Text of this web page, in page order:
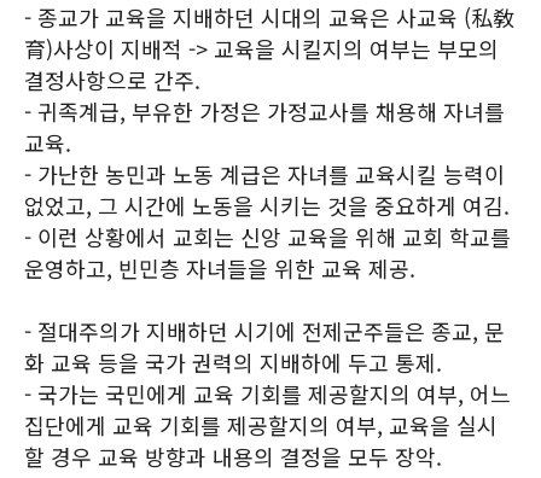
- 종교가 교육을 지배하던 시대의 교육은 사교육 (私敎
育)사상이 지배적 -> 교육을 시킬지의 여부는 부모의
결정사항으로 간주.
- 귀족계급, 부유한 가정은 가정교사를 채용해 자녀를
교육.
- 가난한 농민과 노동 계급은 자녀를 교육시킬 능력이
없었고, 그 시간에 노동을 시키는 것을 중요하게 여김.
- 이런 상황에서 교회는 신앙 교육을 위해 교회 학교를
운영하고, 빈민층 자녀들을 위한 교육 제공.
- 절대주의가 지배하던 시기에 전제군주들은 종교, 문
화 교육 등을 국가 권력의 지배하에 두고 통제.
- 국가는 국민에게 교육 기회를 제공할지의 여부, 어느
집단에게 교육 기회를 제공할지의 여부, 교육을 실시
할 경우 교육 방향과 내용의 결정을 모두 장악.